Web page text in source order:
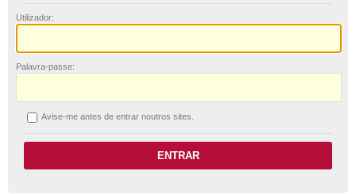
Utilizador:
Palavra-passe:
Avise-me antes de entrar noutros sites.